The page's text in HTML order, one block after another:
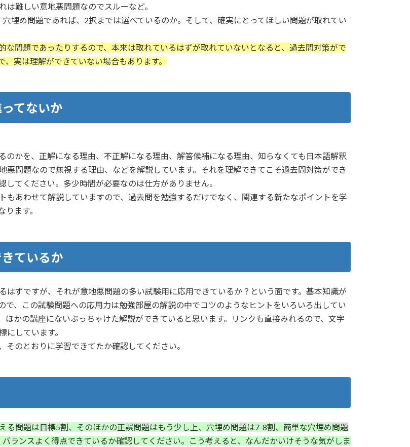
難しい意地悪問題なのでスルーなど。
埋め問題であれば、2択までは選べているのか。そして、確実にとってほしい問題が取れてい
な問題であったりするので、本来は取れているはずが取れていないとなると、過去問対策がで
実は理解ができていない場合もあります。
てないか
かを、正解になる理由、不正解になる理由、解答候補になる理由、知らなくても日本語解釈
問題なので無視する理由、などを解説しています。それを理解できてこそ過去問対策ができ
てください。多少時間が必要なのは仕方がありません。
もあわせて解説していますので、過去問を勉強するだけでなく、関連する新たなポイントを学
ます。
ているか
ずですが、それが意地悪問題の多い試験用に応用できているか？という面です。基本知識が
で、この試験問題への応用力は勉強部屋の解説の中でコツのようなヒントをいろいろ出してい
かの講座にないぶっちゃけた解説ができていると思います。リンクも直接みれるので、文字
しています。
のとおりに学習できてたか確認してください。
る問題は目標5割、そのほかの正誤問題はもう少し上、穴埋め問題は7-8割、簡単な穴埋め問題
ランスよく得点できているか確認してください。こう考えると、なんだかいけそうな気がしま